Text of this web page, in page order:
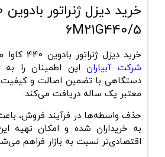
6M21G440/5
خرید دیزل ژنراتور بادوین 440 کاوا مدل 6M21G440/5 از
شرکت آبیاران این اطمینان را
دستگاهی با تضمین اصالت و کیفیت
معتبر یک‌ ساله دریافت می‌کند.
حذف واسطه‌ها در فرآیند فروش،
به خریداران شده و امکان تهیه
اقتصادی‌تر نسبت به بازار فراهم